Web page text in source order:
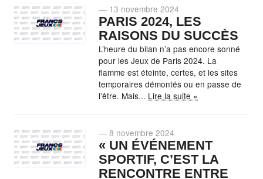
— 13 novembre 2024
PARIS 2024, LES
RAISONS DU SUCCÈS
L’heure du bilan n’a pas encore sonné
pour les Jeux de Paris 2024. La
flamme est éteinte, certes, et les sites
temporaires démontés ou en passe de
l’être. Mais... Lire la suite »
— 8 novembre 2024
« UN ÉVÉNEMENT
SPORTIF, C’EST LA
RENCONTRE ENTRE